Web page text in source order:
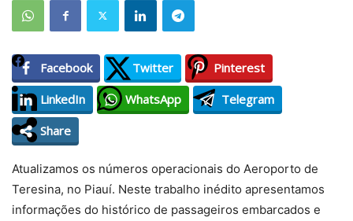
Facebook Twitter
Pinterest
LinkedIn
WhatsApp
Telegram
Share
Atualizamos os números operacionais do Aeroporto de
Teresina, no Piauí. Neste trabalho inédito apresentamos
informações do histórico de passageiros embarcados e